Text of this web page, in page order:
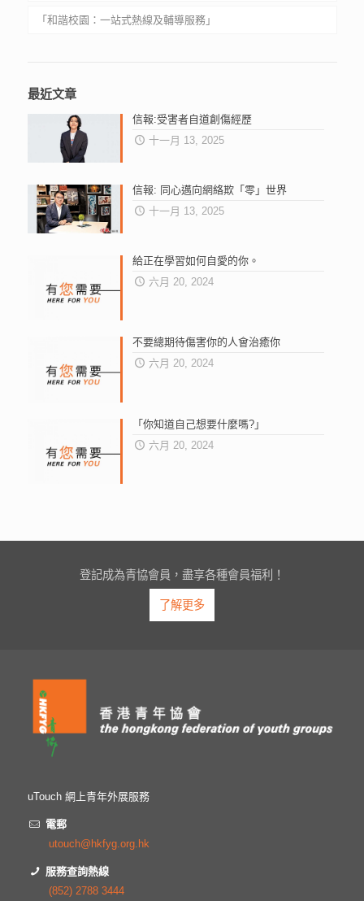
大專院校
「和諧校園：一站式熱線及輔導服務」
Harmonious School: One-Stop Hotline and Counselling
Services
最近文章
信報:受害者自道創傷經歷
十一月 13, 2025
信報: 同心邁向網絡欺「零」世界
十一月 13, 2025
給正在學習如何自愛的你。
六月 20, 2024
不要總期待傷害你的人會治癒你
六月 20, 2024
「你知道自己想要什麼嗎?」
六月 20, 2024
登記成為青協會員，盡享各種會員福利！
了解更多
uTouch 網上青年外展服務
電郵
utouch@hkfyg.org.hk
服務查詢熱線
(852) 2788 3444